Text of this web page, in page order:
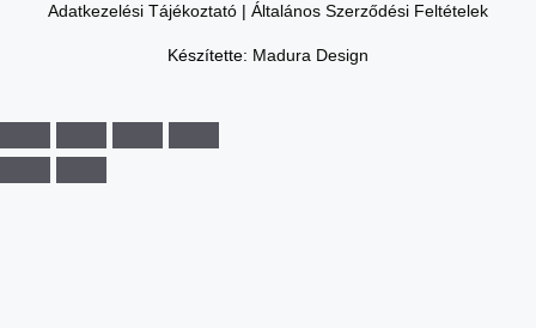
Adatkezelési Tájékoztató | Általános Szerződési Feltételek
Készítette: Madura Design